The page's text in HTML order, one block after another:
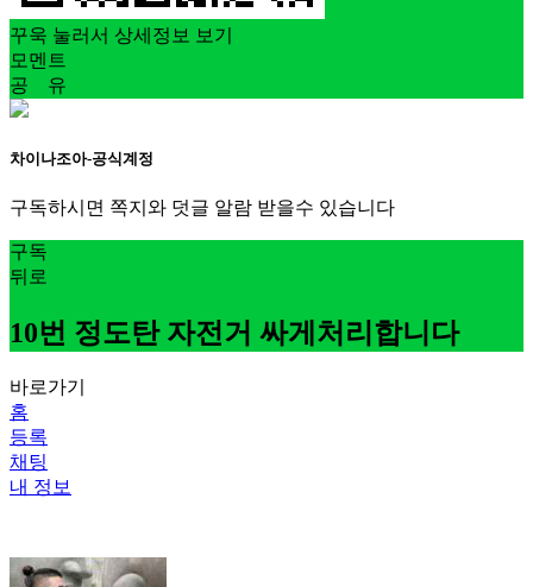
꾸욱 눌러서 상세정보 보기
모멘트
공 유
차이나조아-공식계정
구독하시면 쪽지와 덧글 알람 받을수 있습니다
구독
뒤로
10번 정도탄 자전거 싸게처리합니다
바로가기
홈
등록
채팅
내 정보